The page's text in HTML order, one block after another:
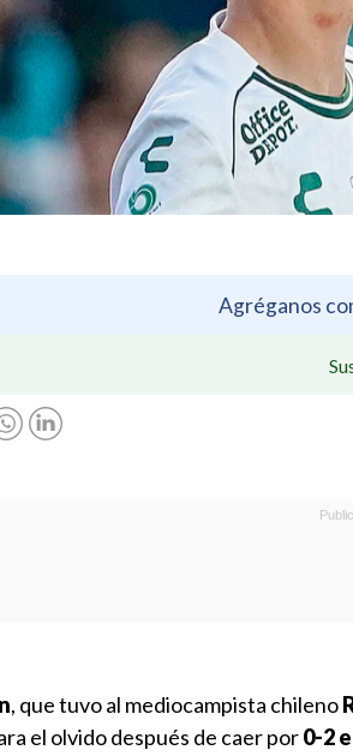
Agréganos
, que tuvo al mediocampista chileno
el olvido después de caer por0-2